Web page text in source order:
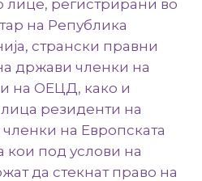
лице, регистрирани во
на Република
странски правни
држави членки на
и на ОЕЦД, како и
резиденти на
на Европската
кои под услови на
да стекнат право на